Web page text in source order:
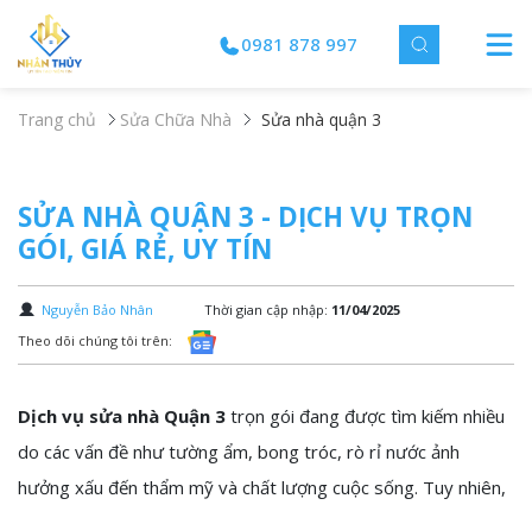
0981 878 997
Trang chủ Sửa Chữa Nhà Sửa nhà quận 3
SỬA NHÀ QUẬN 3 - DỊCH VỤ TRỌN
GÓI, GIÁ RẺ, UY TÍN
Nguyễn Bảo Nhân Thời gian cập nhập: 11/04/2025
Theo dõi chúng tôi trên:
Dịch vụ sửa nhà Quận 3 trọn gói đang được tìm kiếm nhiều
do các vấn đề như tường ẩm, bong tróc, rò rỉ nước ảnh
hưởng xấu đến thẩm mỹ và chất lượng cuộc sống. Tuy nhiên,